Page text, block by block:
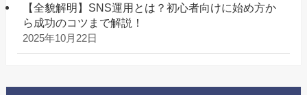
【全貌解明】SNS運用とは？初心者向けに始め方か
ら成功のコツまで解説！
2025年10月22日